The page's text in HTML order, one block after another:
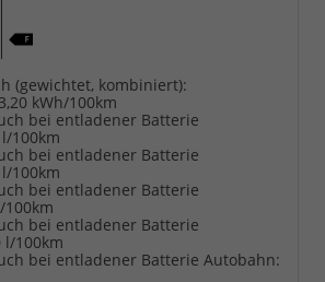
(gewichtet, kombiniert):
kWh/100km
bei entladener Batterie
100km
bei entladener Batterie
l/100km
bei entladener Batterie
100km
bei entladener Batterie
l/100km
bei entladener Batterie Autobahn: